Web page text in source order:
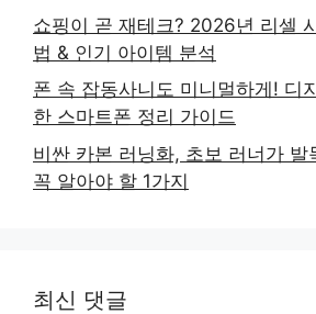
쇼핑이 곧 재테크? 2026년 리셀
법 & 인기 아이템 분석
폰 속 잡동사니도 미니멀하게! 디
한 스마트폰 정리 가이드
비싼 카본 러닝화, 초보 러너가 발
꼭 알아야 할 1가지
최신 댓글